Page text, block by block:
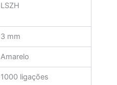
LSZH
3 mm
Amarelo
1000 ligações